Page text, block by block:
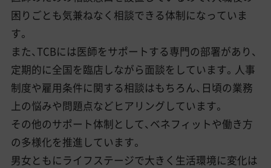
困りごとも気兼ねなく相談できる体制になっていま
す。
また、TCBには医師をサポートする専門の部署があり、
定期的に全国を臨店しながら面談をしています。人事
制度や雇用条件に関する相談はもちろん、日頃の業務
上の悩みや問題点などヒアリングしています。
その他のサポート体制として、ベネフィットや働き方
の多様化を推進しています。
男女ともにライフステージで大きく生活環境に変化は